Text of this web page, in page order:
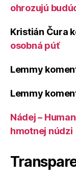
ohrozujú
Kristián Čura
osobná púť
Lemmy
Lemmy
Nádej –
hmotnej núdzi